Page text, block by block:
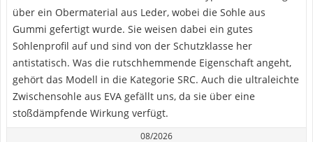
über ein Obermaterial aus Leder, wobei die Sohle aus
Gummi gefertigt wurde. Sie weisen dabei ein gutes
Sohlenprofil auf und sind von der Schutzklasse her
antistatisch. Was die rutschhemmende Eigenschaft angeht,
gehört das Modell in die Kategorie SRC. Auch die ultraleichte
Zwischensohle aus EVA gefällt uns, da sie über eine
stoßdämpfende Wirkung verfügt.
08/2026